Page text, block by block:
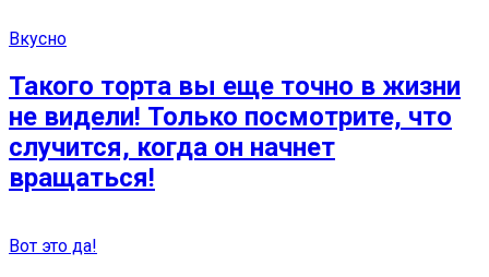
Вкусно
Такого торта вы еще точно в жизни
не видели! Только посмотрите, что
случится, когда он начнет
вращаться!
Вот это да!